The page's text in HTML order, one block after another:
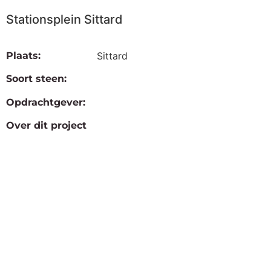
Stationsplein Sittard
Plaats: Sittard
Soort steen:
Opdrachtgever:
Over dit project